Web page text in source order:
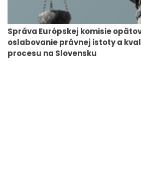
Správa Európskej komisie
oslabovanie právnej istoty a
procesu na Slovensku